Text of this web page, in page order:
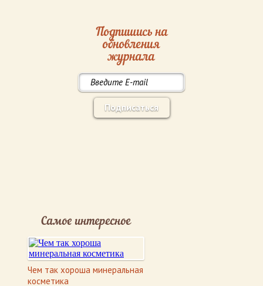
Подпишись на
обновления
журнала
Подписаться
Самое интересное
Чем так хороша минеральная
косметика